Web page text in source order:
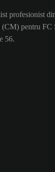
profesionist
pentru FC
56.